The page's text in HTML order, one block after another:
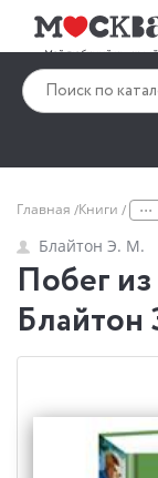
Главная Книги ...
Блайтон Э. М.
Побег